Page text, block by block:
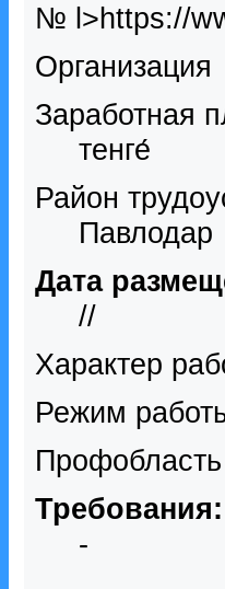
№ l>https://
Организация
Заработная
тенге́
Район
Павлодар
Дата
//
Характер
Режим
Профобласть
Требования:
-